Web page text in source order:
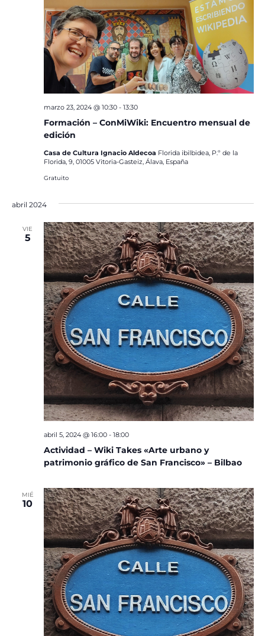
Formación – ConMiWiki: Encuentro mensual de
edición
marzo 23, 2024 @ 10:30- 13:30
Casa de Cultura Ignacio Aldecoa Florida ibilbidea, P.º de la
Florida, 9, 01005 Vitoria-Gasteiz, Álava, España
Gratuito
abril 2024
VIE
5
Actividad – Wiki Takes «Arte urbano y
patrimonio gráfico de San Francisco» – Bilbao
abril 5, 2024 @ 16:00- 18:00
MIÉ
10